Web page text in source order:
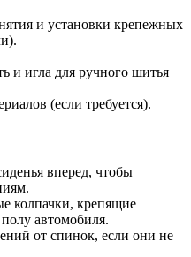
и установки крепежных
и игла для ручного шитья
(если требуется).
вперед, чтобы
колпачки, крепящие
автомобиля.
от спинок, если они не